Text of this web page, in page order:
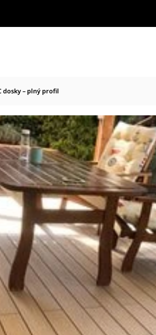
dosky – plný profil